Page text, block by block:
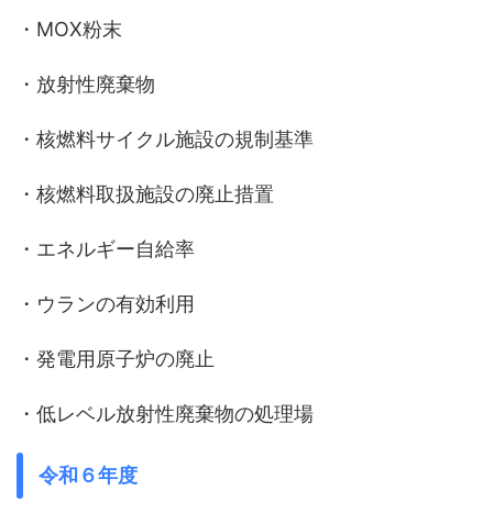
・MOX粉末
・放射性廃棄物
・核燃料サイクル施設の規制基準
・核燃料取扱施設の廃止措置
・エネルギー自給率
・ウランの有効利用
・発電用原子炉の廃止
・低レベル放射性廃棄物の処理場
令和６年度